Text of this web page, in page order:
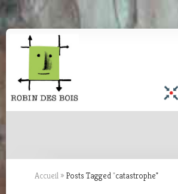
Accueil » Posts Tagged"catastrophe"